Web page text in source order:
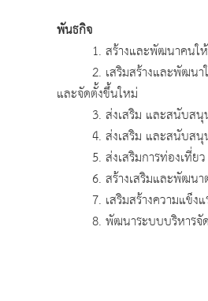
พันธกิจ
1. สร้างและพัฒนาคนให้
2. เสริมสร้างและพัฒนาให้
และจัดตั้งขึ้นใหม่
3. ส่งเสริม และสนับสนุนเ
4. ส่งเสริม และสนับสนุนก
5. ส่งเสริมการท่องเที่ยว
6. สร้างเสริมและพัฒนาตล
7. เสริมสร้างความแข็งแร
8. พัฒนาระบบบริหารจัดก